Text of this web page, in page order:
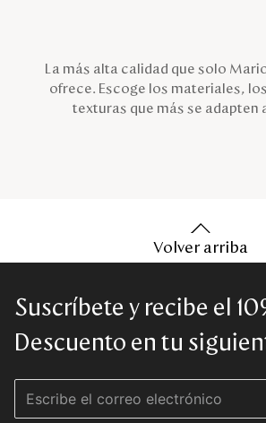
La más alta calidad que solo
ofrece. Escoge los materiales,
texturas que más se adapten
Volver arriba
Suscríbete y recibe el
Descuento en tu